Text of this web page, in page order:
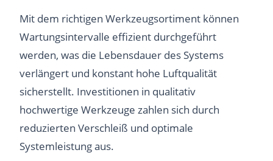
Mit dem richtigen Werkzeugsortiment können
Wartungsintervalle effizient durchgeführt
werden, was die Lebensdauer des Systems
verlängert und konstant hohe Luftqualität
sicherstellt. Investitionen in qualitativ
hochwertige Werkzeuge zahlen sich durch
reduzierten Verschleiß und optimale
Systemleistung aus.